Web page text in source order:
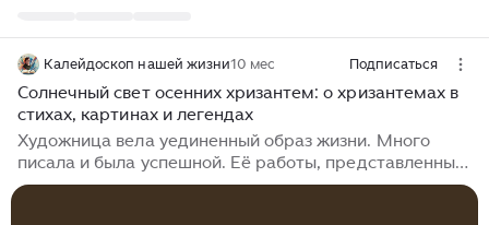
Калейдоскоп нашей жизни10 мес Подписаться
Солнечный свет осенних хризантем: о хризантемах в
стихах, картинах и легендах
Художница вела уединенный образ жизни. Много
писала и была успешной. Её работы, представленные
на выставках, всегда продавались. Она не выходила